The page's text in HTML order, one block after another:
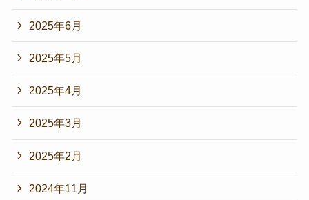
2025年6月
2025年5月
2025年4月
2025年3月
2025年2月
2024年11月